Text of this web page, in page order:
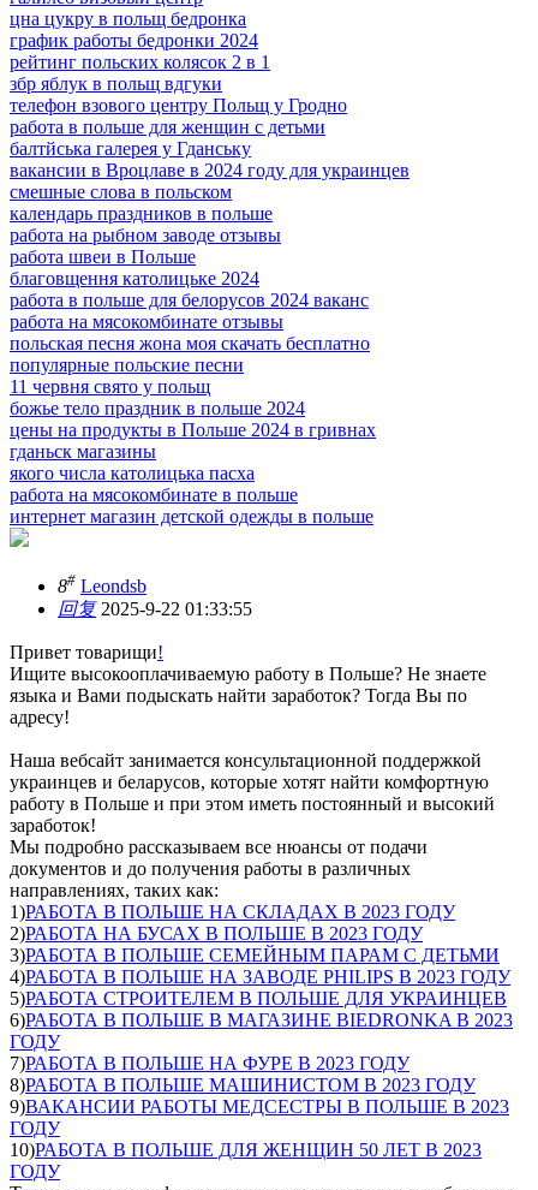
цна цукру в польщ бедронка
график работы бедронки 2024
рейтинг польских колясок 2 в 1
збр яблук в польщ вдгуки
телефон взового центру Польщ у Гродно
работа в польше для женщин с детьми
балтйська галерея у Гданську
вакансии в Вроцлаве в 2024 году для украинцев
смешные слова в польском
календарь праздников в польше
работа на рыбном заводе отзывы
работа швеи в Польше
благовщення католицьке 2024
работа в польше для белорусов 2024 ваканс
работа на мясокомбинате отзывы
польская песня жона моя скачать бесплатно
популярные польские песни
11 червня свято у польщ
божье тело праздник в польше 2024
цены на продукты в Польше 2024 в гривнах
гданьск магазины
якого числа католицька пасха
работа на мясокомбинате в польше
интернет магазин детской одежды в польше
8# Leondsb
回复2025-9-22 01:33:55
Привет товарищи!
Ищите высокооплачиваемую работу в Польше? Не знаете
языка и Вами подыскать найти заработок? Тогда Вы по
адресу!
Наша вебсайт занимается консультационной поддержкой
украинцев и беларусов, которые хотят найти комфортную
работу в Польше и при этом иметь постоянный и высокий
заработок!
Мы подробно рассказываем все нюансы от подачи
документов и до получения работы в различных
направлениях, таких как:
1)РАБОТА В ПОЛЬШЕ НА СКЛАДАХ В 2023 ГОДУ
2)РАБОТА НА БУСАХ В ПОЛЬШЕ В 2023 ГОДУ
3)РАБОТА В ПОЛЬШЕ СЕМЕЙНЫМ ПАРАМ С ДЕТЬМИ
4)РАБОТА В ПОЛЬШЕ НА ЗАВОДЕ PHILIPS В 2023 ГОДУ
5)РАБОТА СТРОИТЕЛЕМ В ПОЛЬШЕ ДЛЯ УКРАИНЦЕВ
6)РАБОТА В ПОЛЬШЕ В МАГАЗИНЕ BIEDRONKA В 2023
ГОДУ
7)РАБОТА В ПОЛЬШЕ НА ФУРЕ В 2023 ГОДУ
8)РАБОТА В ПОЛЬШЕ МАШИНИСТОМ В 2023 ГОДУ
9)ВАКАНСИИ РАБОТЫ МЕДСЕСТРЫ В ПОЛЬШЕ В 2023
ГОДУ
10)РАБОТА В ПОЛЬШЕ ДЛЯ ЖЕНЩИН 50 ЛЕТ В 2023
ГОДУ